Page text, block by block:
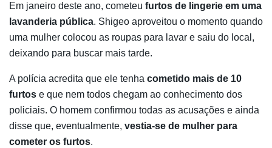
Em janeiro deste ano, cometeu furtos de lingerie em uma
lavanderia pública. Shigeo aproveitou o momento quando
uma mulher colocou as roupas para lavar e saiu do local,
deixando para buscar mais tarde.
A polícia acredita que ele tenha cometido mais de 10
furtos e que nem todos chegam ao conhecimento dos
policiais. O homem confirmou todas as acusações e ainda
disse que, eventualmente, vestia-se de mulher para
cometer os furtos.